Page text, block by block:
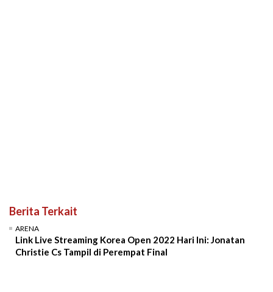
Berita Terkait
ARENA
Link Live Streaming Korea Open 2022 Hari Ini: Jonatan
Christie Cs Tampil di Perempat Final